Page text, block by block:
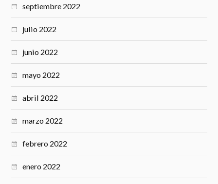
septiembre 2022
julio 2022
junio 2022
mayo 2022
abril 2022
marzo 2022
febrero 2022
enero 2022